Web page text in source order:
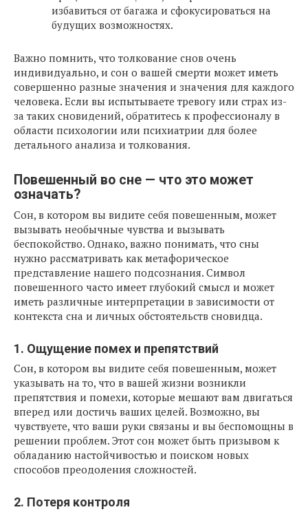
избавиться от багажа и сфокусироваться на
будущих возможностях.
Важно помнить, что толкование снов очень
индивидуально, и сон о вашей смерти может иметь
совершенно разные значения и значения для каждого
человека. Если вы испытываете тревогу или страх из-
за таких сновидений, обратитесь к профессионалу в
области психологии или психиатрии для более
детального анализа и толкования.
Повешенный во сне — что это может
означать?
Сон, в котором вы видите себя повешенным, может
вызывать необычные чувства и вызывать
беспокойство. Однако, важно понимать, что сны
нужно рассматривать как метафорическое
представление нашего подсознания. Символ
повешенного часто имеет глубокий смысл и может
иметь различные интерпретации в зависимости от
контекста сна и личных обстоятельств сновидца.
1. Ощущение помех и препятствий
Сон, в котором вы видите себя повешенным, может
указывать на то, что в вашей жизни возникли
препятствия и помехи, которые мешают вам двигаться
вперед или достичь ваших целей. Возможно, вы
чувствуете, что ваши руки связаны и вы беспомощны в
решении проблем. Этот сон может быть призывом к
обладанию настойчивостью и поиском новых
способов преодоления сложностей.
2. Потеря контроля